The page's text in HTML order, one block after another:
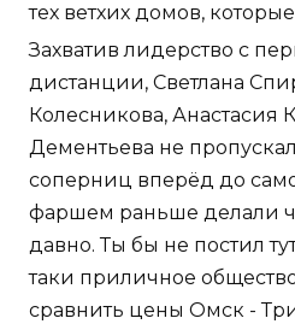
тех ветхих домов,
Захватив лидерство с
дистанции, Светлана
Колесникова, Анастасия
Дементьева не
соперниц вперёд до
фаршем раньше делали
давно. Ты бы не постил
таки приличное
сравнить цены Омск -